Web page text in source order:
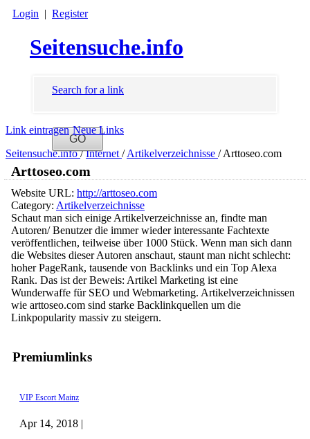
Login | Register
Seitensuche.info
Search for a link
Link eintragen Neue Links
Seitensuche.info/ Internet/Artikelverzeichnisse /Arttoseo.com
Premiumlinks
VIP Escort Mainz
Apr 14, 2018 |
Arttoseo.com
Website URL: http://arttoseo.com
Category: Artikelverzeichnisse
Schaut man sich einige Artikelverzeichnisse an, findte man
Autoren/ Benutzer die immer wieder interessante Fachtexte
veröffentlichen, teilweise über 1000 Stück. Wenn man sich dann
die Websites dieser Autoren anschaut, staunt man nicht schlecht:
hoher PageRank, tausende von Backlinks und ein Top Alexa
Rank. Das ist der Beweis: Artikel Marketing ist eine
Wunderwaffe für SEO und Webmarketing. Artikelverzeichnissen
wie arttoseo.com sind starke Backlinkquellen um die
Linkpopularity massiv zu steigern.